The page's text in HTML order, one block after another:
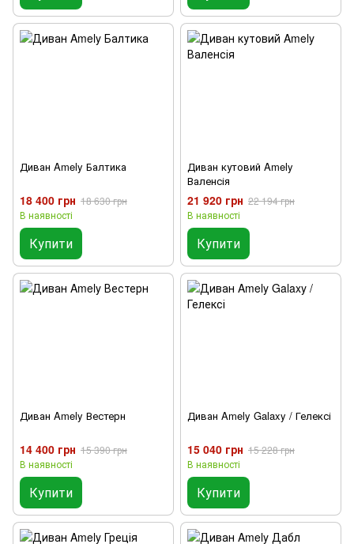
Диван Amely Балтика
18 400 грн 18 630 грн
В наявності
Купити
Диван кутовий Amely
Валенсія
21 920 грн 22 194 грн
В наявності
Купити
Диван Amely Вестерн
14 400 грн 15 390 грн
В наявності
Купити
Диван Amely Galaxy / Гелексі
15 040 грн 15 228 грн
В наявності
Купити